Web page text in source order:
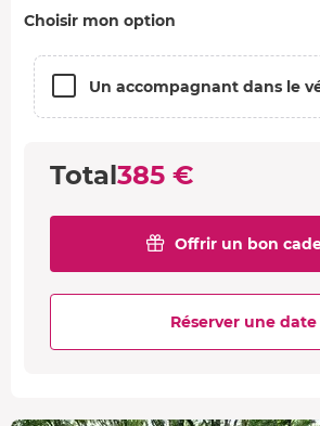
Choisir mon option
Un accompagnant dans le
Total385 €
Offrir un bon
Réserver une date